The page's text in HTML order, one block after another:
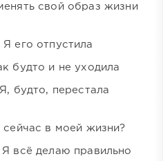
свой образ жизни
его отпустила
будто и не уходила
будто, перестала
в моей жизни?
всё делаю правильно